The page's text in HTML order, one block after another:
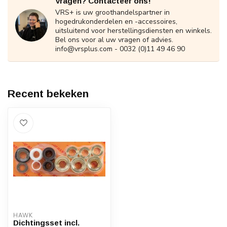
VRS+ is uw groothandelspartner in
hogedrukonderdelen en -accessoires,
uitsluitend voor herstellingsdiensten en winkels.
Bel ons voor al uw vragen of advies.
info@vrsplus.com - 0032 (0)11 49 46 90
Recent bekeken
HAWK
Dichtingsset incl.